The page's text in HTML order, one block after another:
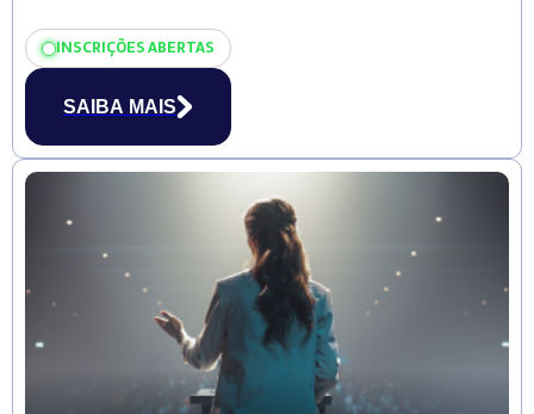
INSCRIÇÕES ABERTAS
SAIBA MAIS